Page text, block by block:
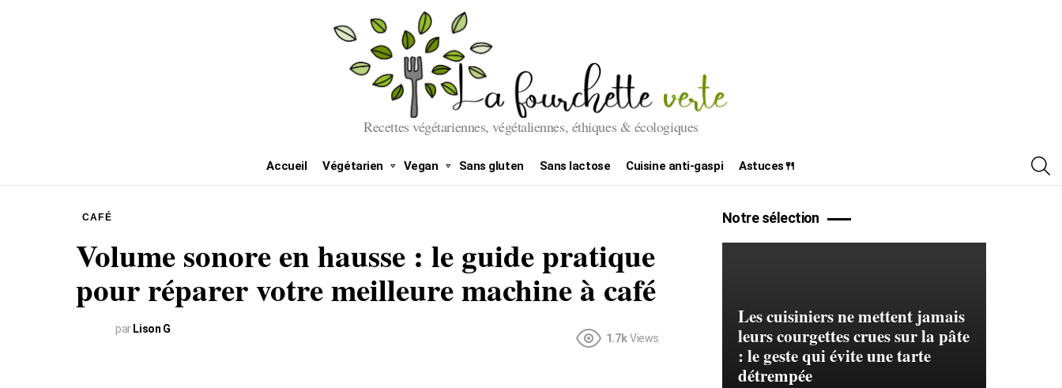
Recettes végétariennes, végétaliennes, éthiques & écologiques
Accueil Végétarien Vegan Sans gluten Sans lactose Cuisine anti-gaspi Astuces🍴
CAFÉ
Volume sonore en hausse : le guide pratique
pour réparer votre meilleure machine à café
par Lison G
1.7k Views
Notre sélection
Les cuisiniers ne mettent jamais
leurs courgettes crues sur la pâte
: le geste qui évite une tarte
détrempée